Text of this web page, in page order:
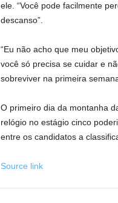
ele. “Você pode facilmente
descanso”.
“Eu não acho que meu
você só precisa se cuidar e
sobreviver na primeira
O primeiro dia da montanha
relógio no estágio cinco
entre os candidatos a
Source link